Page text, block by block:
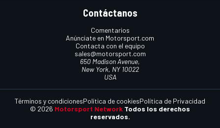
Contáctanos
Comentarios
Anúnciate en Motorsport.com
Contacta con el equipo
sales@motorsport.com
650 Madison Avenue,
New York, NY 10022
USA
© 2026 Motorsport Network Todos los derechos
reservados.
Términos y condicionesPolítica de cookiesPolítica de Privacidad